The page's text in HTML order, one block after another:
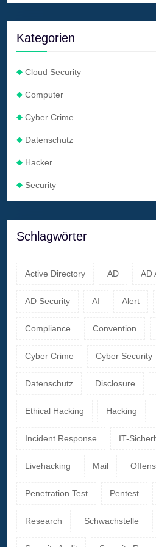
Kategorien
Cloud Security
Computer
Cyber Crime
Datenschutz
Hacker
Security
Schlagwörter
Active Directory AD AD
AD Security AI Alert
Compliance Convention
Cyber Crime Cyber Security
Datenschutz Disclosure
Ethical Hacking Hacking
Incident Response IT-
Livehacking Mail
Penetration Test Pentest
Research Schwachstelle